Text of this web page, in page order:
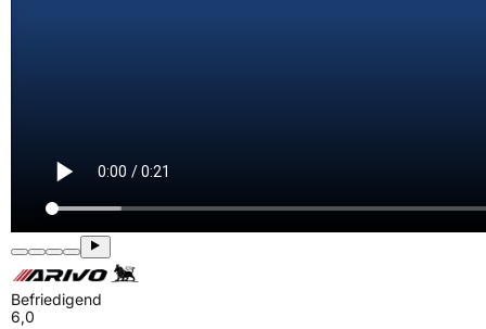
Befriedigend
6,0